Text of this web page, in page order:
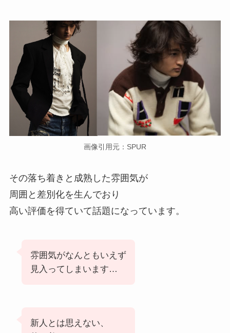
画像引用元：SPUR
その落ち着きと成熟した雰囲気が
周囲と差別化を生んでおり
高い評価を得ていて話題になっています。
雰囲気がなんともいえず
見入ってしまいます…
新人とは思えない、